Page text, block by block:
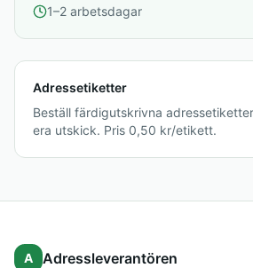
1–2 arbetsdagar
Adressetiketter
Beställ färdigutskrivna
era utskick. Pris 0,50 kr/etikett.
A Adressleverantören